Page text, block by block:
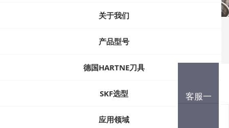
关于我们
产品型号
德国HARTNE刀具
SKF选型
应用领域
客服一